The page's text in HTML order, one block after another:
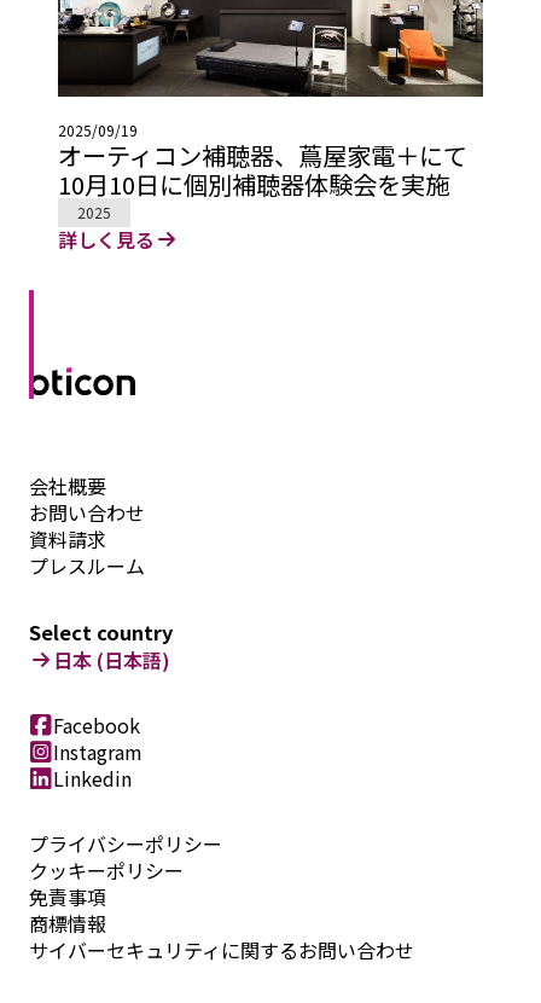
2025/09/19
オーティコン補聴器、蔦屋家電＋にて
10月10日に個別補聴器体験会を実施
2025
詳しく見る
会社概要
お問い合わせ
資料請求
プレスルーム
プライバシーポリシー
クッキーポリシー
免責事項
商標情報
サイバーセキュリティに関するお問い合わせ
Select country
日本 (日本語)
Facebook
Instagram
Linkedin